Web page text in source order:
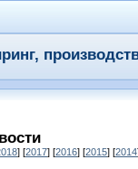
] [2017] [2016] [2015] [2014